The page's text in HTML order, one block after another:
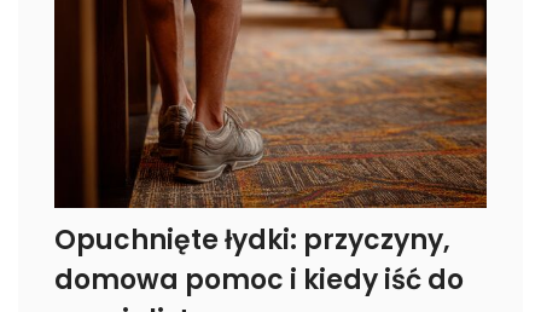
Opuchnięte łydki: przyczyny,
domowa pomoc i kiedy iść do